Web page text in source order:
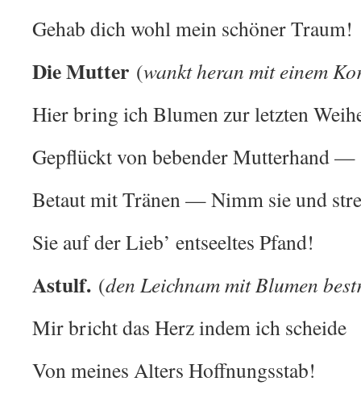
Gehab dich wohl mein schöner Traum!
Die Mutter (wankt heran mit einem
Hier bring ich Blumen zur letzten
Gepflückt von bebender Mutterhand —
Betaut mit Tränen — Nimm sie und
Sie auf der Lieb’ entseeltes Pfand!
Astulf. (den Leichnam mit Blumen
Mir bricht das Herz indem ich scheide
Von meines Alters Hoffnungsstab!